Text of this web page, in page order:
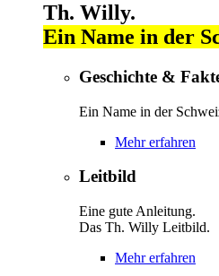
Th. Willy.
Ein Name in der
Geschichte &
Ein Name in der
Mehr erfahren
Leitbild
Eine gute Anleitung.
Das Th. Willy Leitbild.
Mehr erfahren